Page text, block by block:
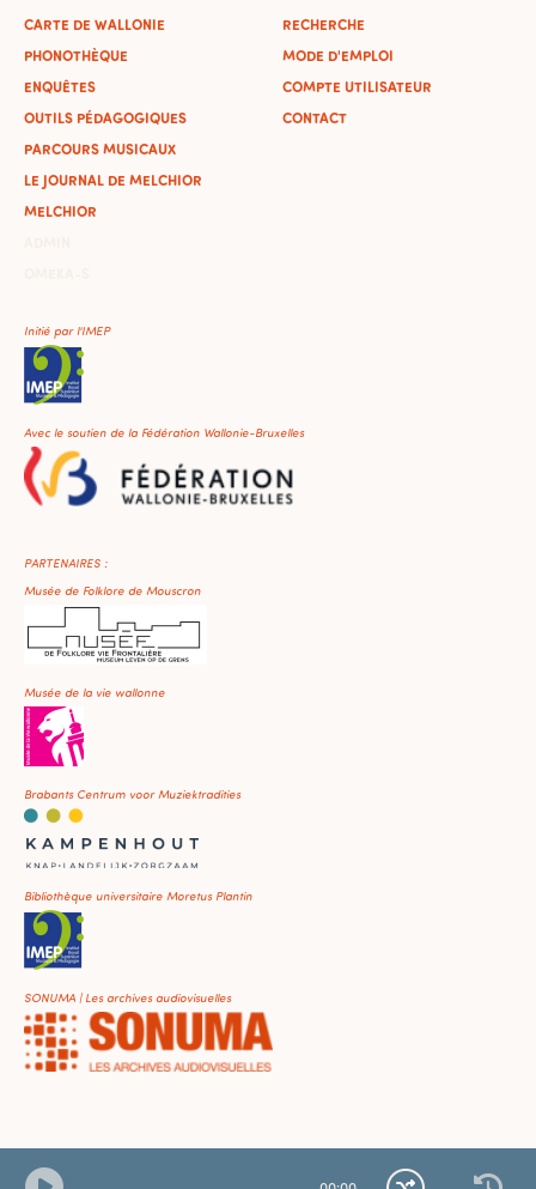
CARTE DE WALLONIE
PHONOTHÈQUE
ENQUÊTES
OUTILS PÉDAGOGIQUES
PARCOURS MUSICAUX
LE JOURNAL DE MELCHIOR
MELCHIOR
RECHERCHE
MODE D'EMPLOI
COMPTE UTILISATEUR
CONTACT
Initié par l'IMEP
Avec le soutien de la Fédération Wallonie-Bruxelles
PARTENAIRES :
Musée de Folklore de Mouscron
Musée de la vie wallonne
Brabants Centrum voor Muziektradities
Bibliothèque universitaire Moretus Plantin
SONUMA | Les archives audiovisuelles